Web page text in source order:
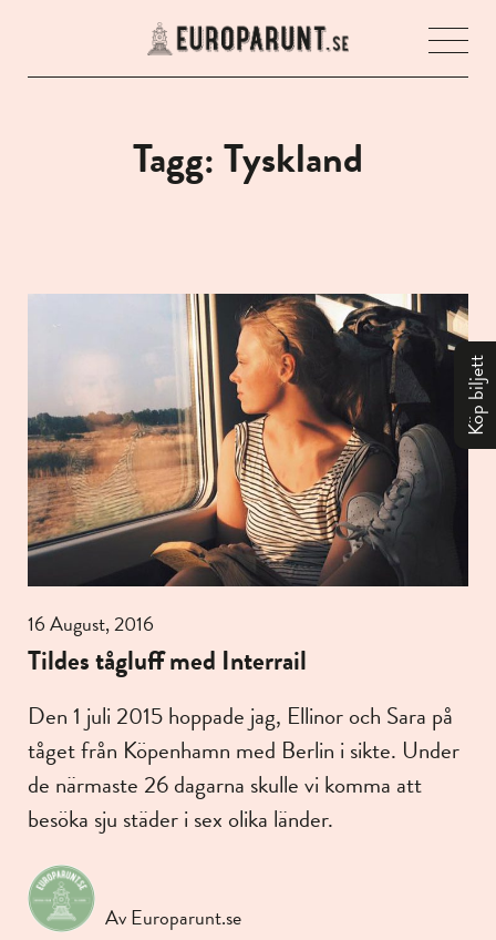
Tagg: Tyskland
16 August, 2016
Tildes tågluff med Interrail
Den 1 juli 2015 hoppade jag, Ellinor och Sara på
tåget från Köpenhamn med Berlin i sikte. Under
de närmaste 26 dagarna skulle vi komma att
besöka sju städer i sex olika länder.
Av Europarunt.se
Köp biljett